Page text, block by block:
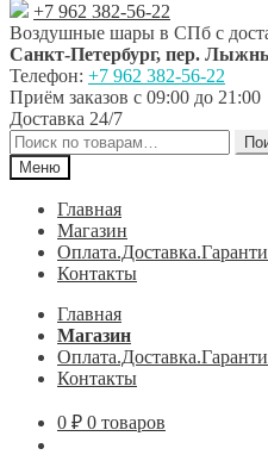
+7 962 382-56-22
Воздушные шары в СПб с
Санкт-Петербург, пер.
Телефон: +7 962 382-56-22
Приём заказов с 09:00 до 21:00
Доставка 24/7
Искать:
Меню
Главная
Магазин
Контакты
Главная
Магазин
Контакты
0 ₽ 0 товаров